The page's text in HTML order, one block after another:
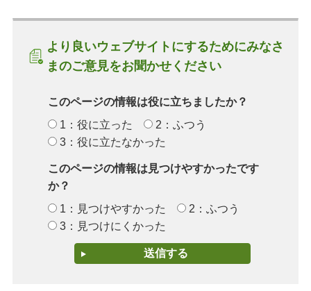
より良いウェブサイトにするためにみなさ
まのご意見をお聞かせください
このページの情報は役に立ちましたか？
1：役に立った
2：ふつう
3：役に立たなかった
このページの情報は見つけやすかったです
か？
1：見つけやすかった
2：ふつう
3：見つけにくかった